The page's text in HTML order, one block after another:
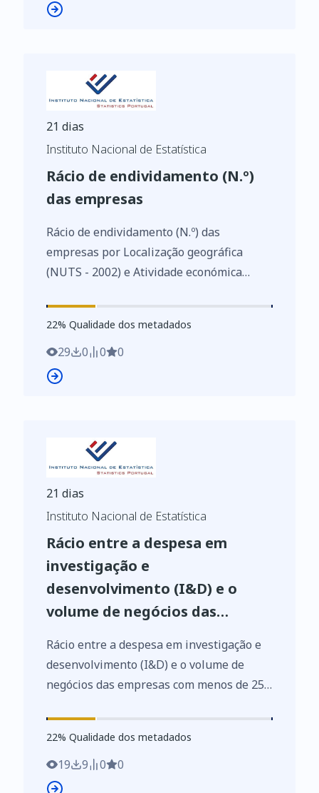
21 dias
Instituto Nacional de Estatística
Rácio de endividamento (N.º)
das empresas
Rácio de endividamento (N.º) das
empresas por Localização geográfica
(NUTS - 2002) e Atividade económica
de contas integradas das empresas
https://www.ine.pt/xurl/indx/0007443/PT
22%
22% Qualidade dos metadados
29 0 0 0
21 dias
Instituto Nacional de Estatística
Rácio entre a despesa em
investigação e
desenvolvimento (I&D) e o
volume de negócios das
pessoas ao serviço das
indústrias transformadoras
Rácio entre a despesa em investigação e
desenvolvimento (I&D) e o volume de
negócios das empresas com menos de 250
transformadoras (Série 2007-2009, CAE
Rev. 3 - %) por Localização geográfica
(NUTS - 2002); Anual - INE, Sistema de
contas integradas das empresas
22%
22% Qualidade dos metadados
19 9 0 0